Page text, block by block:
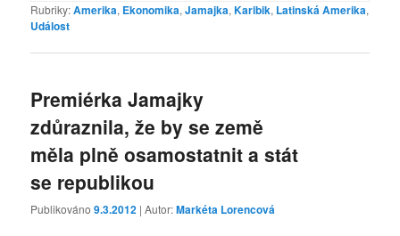
Rubriky:Amerika, Ekonomika,Jamajka,Karibik, Latinská Amerika,
Událost
Premiérka Jamajky
zdůraznila, že by se země
měla plně osamostatnit a stát
se republikou
Publikováno9.3.2012 | Autor:Markéta Lorencová